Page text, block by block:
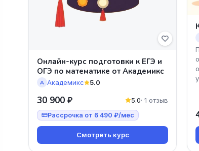
Онлайн-курс подготовки к ЕГЭ и
ОГЭ по математике от Академикс
А Академикс 5.0
30 900 ₽ 5.0· 1 отзыв
Рассрочка от 6 490 ₽/мес
Смотреть курс